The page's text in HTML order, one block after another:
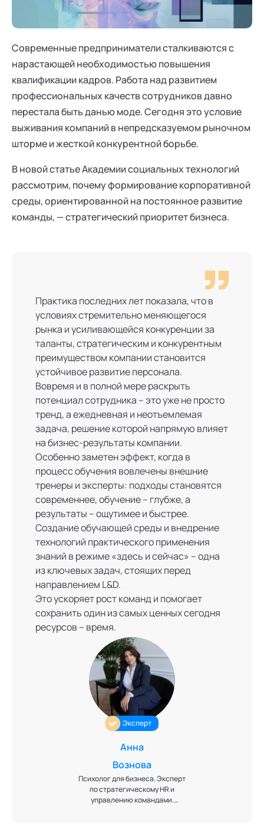
Современные предприниматели сталкиваются с
нарастающей необходимостью повышения
квалификации кадров. Работа над развитием
профессиональных качеств сотрудников давно
перестала быть данью моде. Сегодня это условие
выживания компаний в непредсказуемом рыночном
шторме и жесткой конкурентной борьбе.
В новой статье Академии социальных технологий
рассмотрим, почему формирование корпоративной
среды, ориентированной на постоянное развитие
команды, — стратегический приоритет бизнеса.
Эксперт
Анна
Вознова
Психолог для бизнеса. Эксперт
по стратегическому HR и
управлению командами.
Практика последних лет показала, что в
условиях стремительно меняющегося
рынка и усиливающейся конкуренции за
таланты, стратегическим и конкурентным
преимуществом компании становится
устойчивое развитие персонала.
Вовремя и в полной мере раскрыть
потенциал сотрудника – это уже не просто
тренд, а ежедневная и неотъемлемая
задача, решение которой напрямую влияет
на бизнес-результаты компании.
Особенно заметен эффект, когда в
процесс обучения вовлечены внешние
тренеры и эксперты: подходы становятся
современнее, обучение – глубже, а
результаты – ощутимее и быстрее.
Создание обучающей среды и внедрение
технологий практического применения
знаний в режиме «здесь и сейчас» – одна
из ключевых задач, стоящих перед
направлением L&D.
Это ускоряет рост команд и помогает
сохранить один из самых ценных сегодня
ресурсов – время.
Профессионалам
Поддержка
Режим работы и тп